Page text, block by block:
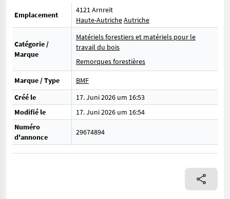
Emplacement
4121 Arnreit
Haute-AutricheAutriche
Catégorie /
Marque
Matériels forestiers et matériels pour le
travail du bois
Remorques forestières
Marque / Type
BMF
Créé le
17. Juni 2026 um 16:53
Modifié le
17. Juni 2026 um 16:54
Numéro
d'annonce
29674894